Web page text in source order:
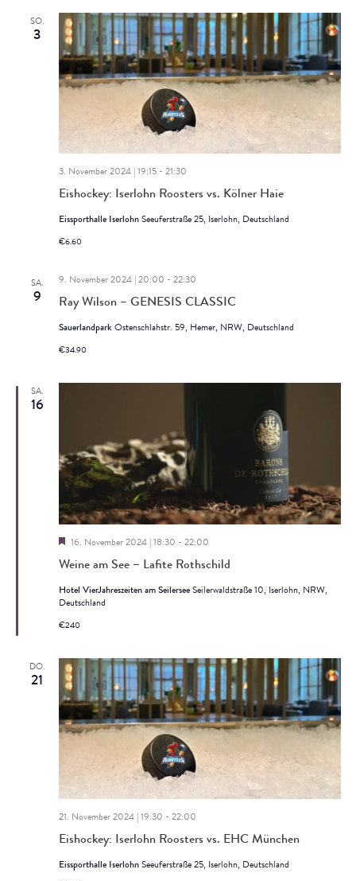
SO.
3
Eishockey: Iserlohn Roosters vs. Kölner Haie
3. November 2024 | 19:15- 21:30
Eissporthalle Iserlohn Seeuferstraße 25, Iserlohn, Deutschland
€6.60
SA.
9 Ray Wilson – GENESIS CLASSIC
9. November 2024 | 20:00 - 22:30
Sauerlandpark Ostenschlahstr. 59, Hemer, NRW, Deutschland
€34.90
SA.
16
Weine am See – Lafite Rothschild
Hervorgehoben
16. November 2024 | 18:30 - 22:00
Hotel VierJahreszeiten am Seilersee Seilerwaldstraße 10, Iserlohn, NRW,
Deutschland
€240
DO.
21
Eishockey: Iserlohn Roosters vs. EHC München
21. November 2024 | 19:30 - 22:00
Eissporthalle Iserlohn Seeuferstraße 25, Iserlohn, Deutschland